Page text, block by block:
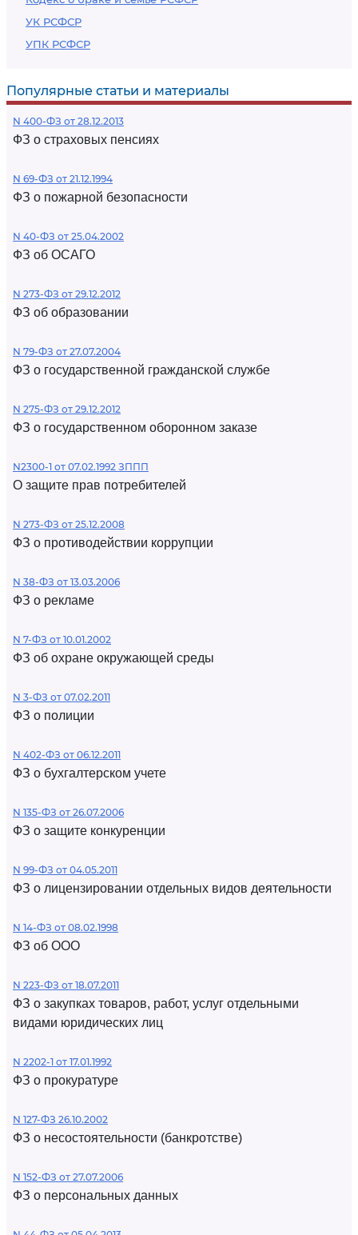
УК РСФСР
УПК РСФСР
Популярные статьи и материалы
N 400-ФЗ от 28.12.2013
ФЗ о страховых пенсиях
N 69-ФЗ от 21.12.1994
ФЗ о пожарной безопасности
N 40-ФЗ от 25.04.2002
ФЗ об ОСАГО
N 273-ФЗ от 29.12.2012
ФЗ об образовании
N 79-ФЗ от 27.07.2004
ФЗ о государственной гражданской службе
N 275-ФЗ от 29.12.2012
ФЗ о государственном оборонном заказе
N2300-1 от 07.02.1992 ЗППП
О защите прав потребителей
N 273-ФЗ от 25.12.2008
ФЗ о противодействии коррупции
N 38-ФЗ от 13.03.2006
ФЗ о рекламе
N 7-ФЗ от 10.01.2002
ФЗ об охране окружающей среды
N 3-ФЗ от 07.02.2011
ФЗ о полиции
N 402-ФЗ от 06.12.2011
ФЗ о бухгалтерском учете
N 135-ФЗ от 26.07.2006
ФЗ о защите конкуренции
N 99-ФЗ от 04.05.2011
ФЗ о лицензировании отдельных видов деятельности
N 14-ФЗ от 08.02.1998
ФЗ об ООО
N 223-ФЗ от 18.07.2011
ФЗ о закупках товаров, работ, услуг отдельными
видами юридических лиц
N 2202-1 от 17.01.1992
ФЗ о прокуратуре
N 127-ФЗ 26.10.2002
ФЗ о несостоятельности (банкротстве)
N 152-ФЗ от 27.07.2006
ФЗ о персональных данных